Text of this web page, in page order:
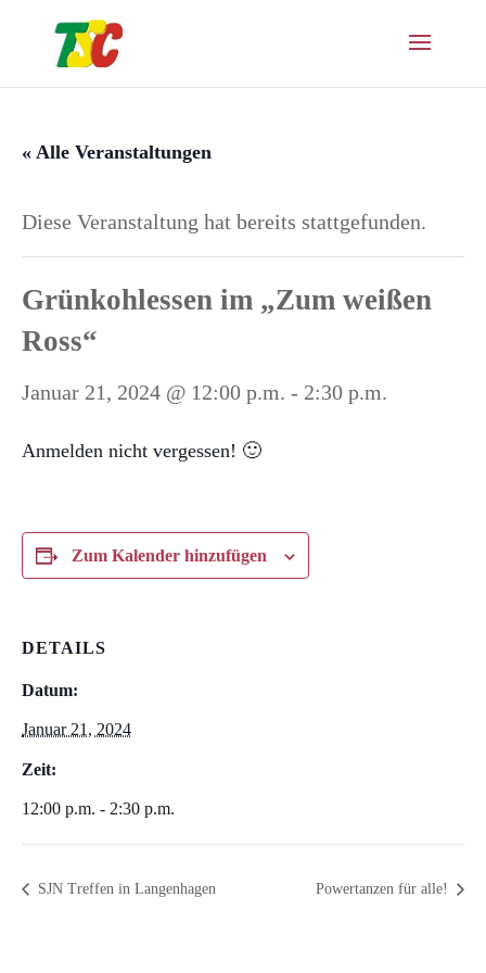
« Alle Veranstaltungen
Diese Veranstaltung hat bereits stattgefunden.
Grünkohlessen im „Zum weißen
Ross“
Januar 21, 2024 @ 12:00 p.m. - 2:30 p.m.
Anmelden nicht vergessen! 🙂
Zum Kalender hinzufügen
DETAILS
Datum:
Januar 21, 2024
Zeit:
12:00 p.m. - 2:30 p.m.
SJN Treffen in Langenhagen Powertanzen für alle!